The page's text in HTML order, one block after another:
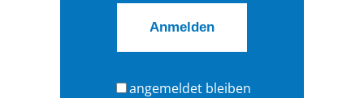
angemeldet bleiben